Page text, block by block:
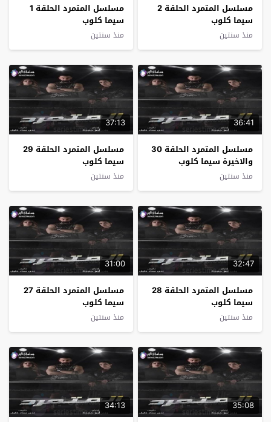
مسلسل المتمرد الحلقة 2
سيما كلوب
منذ سنتين
مسلسل المتمرد الحلقة 1
سيما كلوب
منذ سنتين
36:41
مسلسل المتمرد الحلقة 30
والاخيرة سيما كلوب
منذ سنتين
37:13
مسلسل المتمرد الحلقة 29
سيما كلوب
منذ سنتين
32:47
مسلسل المتمرد الحلقة 28
سيما كلوب
منذ سنتين
31:00
مسلسل المتمرد الحلقة 27
سيما كلوب
منذ سنتين
35:08
34:13